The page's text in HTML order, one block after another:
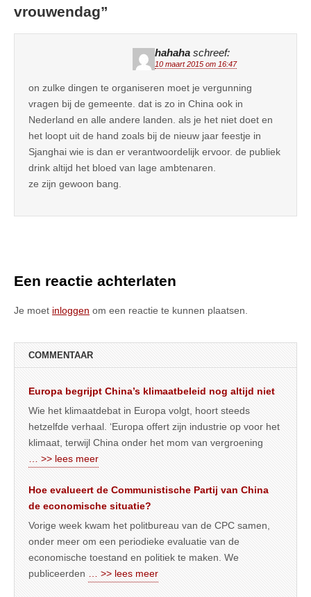
vrouwendag”
hahaha schreef:
10 maart 2015 om 16:47
on zulke dingen te organiseren moet je vergunning
vragen bij de gemeente. dat is zo in China ook in
Nederland en alle andere landen. als je het niet doet en
het loopt uit de hand zoals bij de nieuw jaar feestje in
Sjanghai wie is dan er verantwoordelijk ervoor. de publiek
drink altijd het bloed van lage ambtenaren.
ze zijn gewoon bang.
Een reactie achterlaten
Je moet inloggen om een reactie te kunnen plaatsen.
COMMENTAAR
Europa begrijpt China’s klimaatbeleid nog altijd niet
Wie het klimaatdebat in Europa volgt, hoort steeds
hetzelfde verhaal. ‘Europa offert zijn industrie op voor het
klimaat, terwijl China onder het mom van vergroening
… >> lees meer
Hoe evalueert de Communistische Partij van China
de economische situatie?
Vorige week kwam het politbureau van de CPC samen,
onder meer om een periodieke evaluatie van de
economische toestand en politiek te maken. We
publiceerden
… >> lees meer